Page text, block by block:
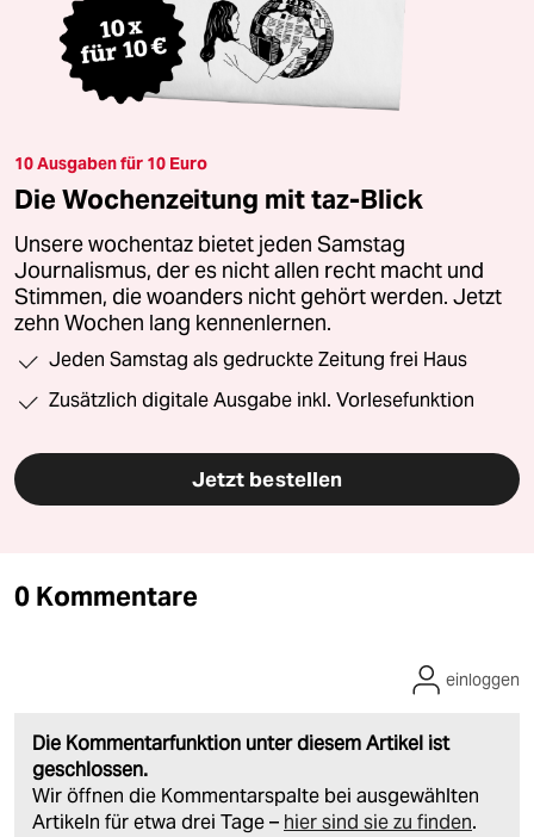
10 Ausgaben für 10 Euro
Die Wochenzeitung mit taz-Blick
Unsere wochentaz bietet jeden Samstag
Journalismus, der es nicht allen recht macht und
Stimmen, die woanders nicht gehört werden. Jetzt
zehn Wochen lang kennenlernen.
Jeden Samstag als gedruckte Zeitung frei Haus
Zusätzlich digitale Ausgabe inkl. Vorlesefunktion
Jetzt bestellen
0 Kommentare
Die Kommentarfunktion unter diesem Artikel ist
geschlossen.
Wir öffnen die Kommentarspalte bei ausgewählten
Artikeln für etwa drei Tage – hier sind sie zu finden.
einloggen